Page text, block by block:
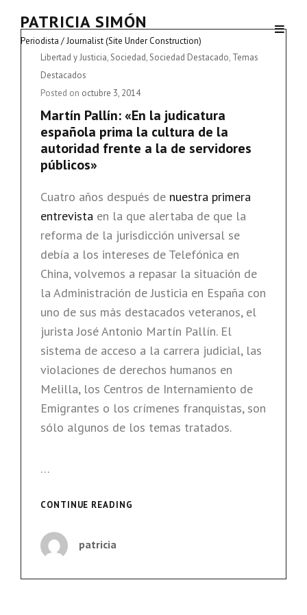
PATRICIA SIMÓN
Periodista / Journalist (Site Under Construction)
Cat
Links
Libertad y Justicia,Sociedad,Sociedad Destacado, Temas
Destacados
Posted on octubre 3, 2014
Martín Pallín: «En la judicatura
española prima la cultura de la
autoridad frente a la de servidores
públicos»
Cuatro años después de nuestra primera
entrevista en la que alertaba de que la
reforma de la jurisdicción universal se
debía a los intereses de Telefónica en
China, volvemos a repasar la situación de
la Administración de Justicia en España con
uno de sus más destacados veteranos, el
jurista José Antonio Martín Pallín. El
sistema de acceso a la carrera judicial, las
violaciones de derechos humanos en
Melilla, los Centros de Internamiento de
Emigrantes o los crímenes franquistas, son
sólo algunos de los temas tratados.
…
CONTINUE READING
ESPAÑOLA
patricia